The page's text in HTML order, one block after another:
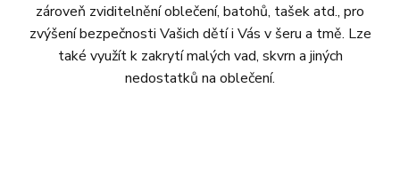
zároveň zviditelnění oblečení, batohů, tašek atd., pro
zvýšení bezpečnosti Vašich dětí i Vás v šeru a tmě. Lze
také využít k zakrytí malých vad, skvrn a jiných
nedostatků na oblečení.